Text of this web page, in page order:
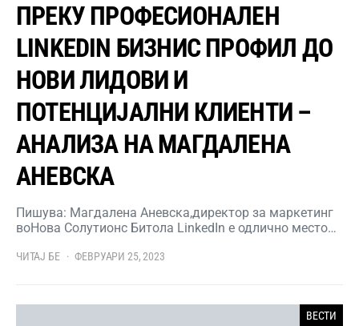
ПРЕКУ ПРОФЕСИОНАЛЕН
LINKEDIN БИЗНИС ПРОФИЛ ДО
НОВИ ЛИДОВИ И
ПОТЕНЦИЈАЛНИ КЛИЕНТИ –
АНАЛИЗА НА МАГДАЛЕНА
АНЕВСКА
Пишува: Магдалена Аневска,директор за маркетинг
воНова Солутионс Битола LinkedIn е одлично место…
ЧИТАЈ БЕ ФЕВРУАРИ 25, 2023
ВЕСТИ